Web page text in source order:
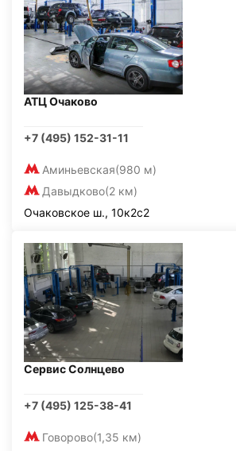
АТЦ Очаково
+7 (495) 152-31-11
Аминьевская(980 м)
Давыдково(2 км)
Очаковское ш., 10к2с2
Сервис Солнцево
+7 (495) 125-38-41
Говорово(1,35 км)